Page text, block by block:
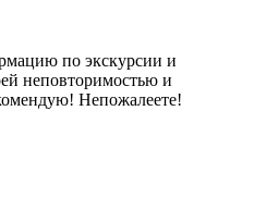
по экскурсии и
неповторимостью и
Непожалеете!